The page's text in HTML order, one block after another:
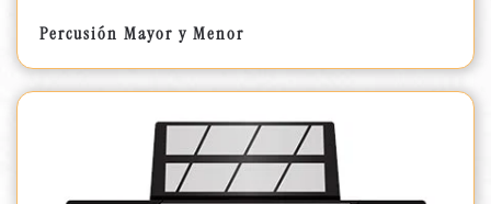
Percusión Mayor y Menor